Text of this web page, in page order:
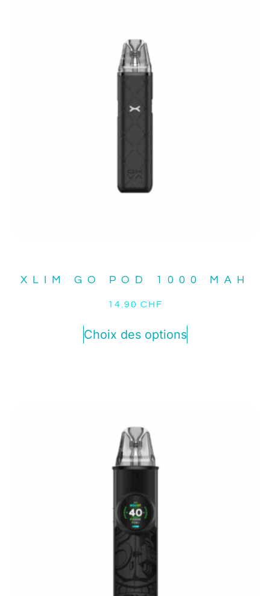
XLIM GO POD 1000 MAH
14.90 CHF
Choix des options